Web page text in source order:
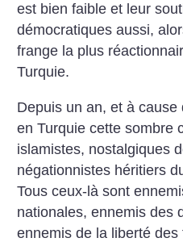
est bien faible et leur
démocratiques aussi,
frange la plus
Turquie.
Depuis un an, et à
en Turquie cette sombre
islamistes, nostalgiques
négationnistes héritiers
Tous ceux-là sont
nationales, ennemis des
ennemis de la liberté des